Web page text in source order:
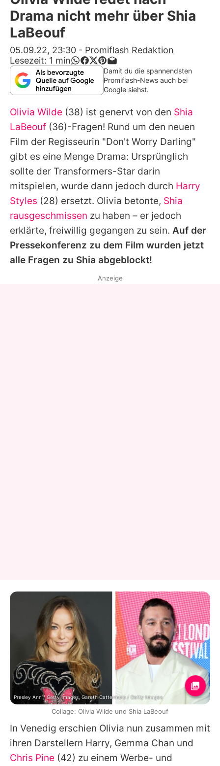
Alle Themen auf Promiflash
App runterladen
Team
Redaktionelle Richtlinien
Impressum
Datenschutzerklärung
Nutzungsbedingungen
Utiq verwalten
Drama nicht mehr über Shia
LaBeouf
05.09.22, 23:30 - Promiflash Redaktion
Lesezeit: 1 min
Damit du die spannendsten
Promiflash-News auch bei
Google siehst.
Olivia Wilde (38) ist genervt von den Shia
LaBeouf (36)-Fragen! Rund um den neuen
Film der Regisseurin "Don't Worry Darling"
gibt es eine Menge Drama: Ursprünglich
sollte der Transformers-Star darin
mitspielen, wurde dann jedoch durch Harry
Styles (28) ersetzt. Olivia betonte, Shia
rausgeschmissen zu haben – er jedoch
erklärte, freiwillig gegangen zu sein. Auf der
Pressekonferenz zu dem Film wurden jetzt
alle Fragen zu Shia abgeblockt!
In Venedig erschien Olivia nun zusammen mit
ihren Darstellern Harry, Gemma Chan und
Chris Pine (42) zu einem Werbe- und
Anzeige
Presley Ann / Getty Images, Gareth Cattermole / Getty Images
Collage: Olivia Wilde und Shia LaBeouf